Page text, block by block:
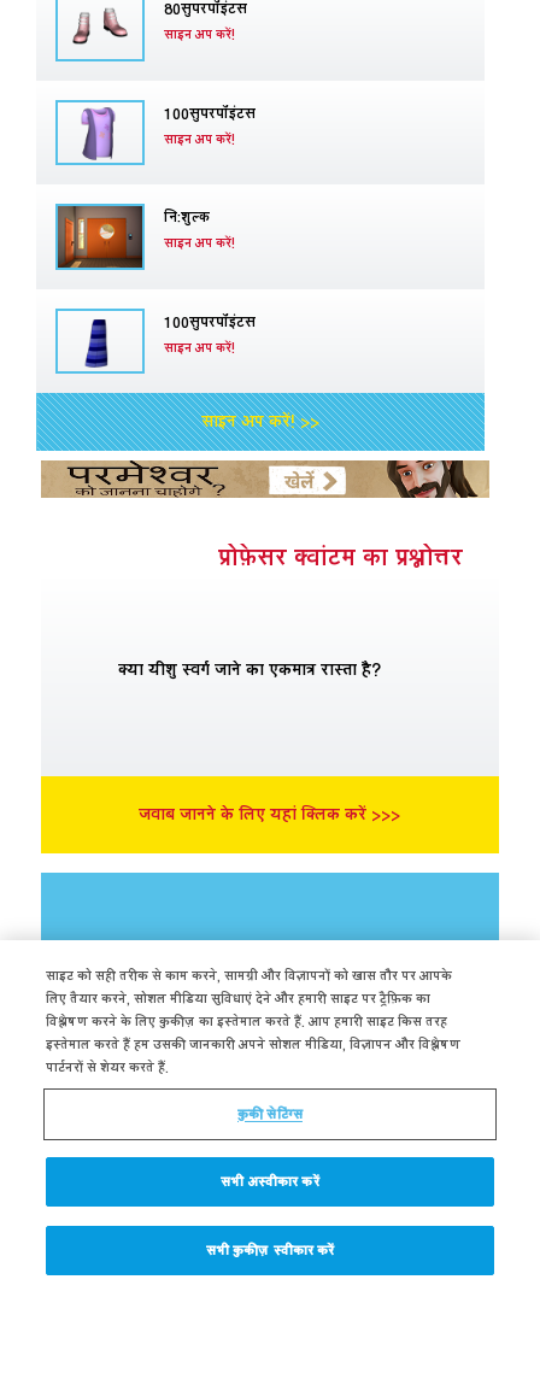
80सुपरपॉइंटस
साइन अप करें!
100सुपरपॉइंटस
साइन अप करें!
नि:शुल्क
साइन अप करें!
100सुपरपॉइंटस
साइन अप करें!
साइन अप करें! >>
प्रोफ़ेसर क्वांटम का प्रश्नोत्तर
क्या यीशु स्वर्ग जाने का एकमात्र रास्ता है?
जवाब जानने के लिए यहां क्लिक करें >>>
उपयोग की शर्तें
सामान्य प्रश्न
साइट को सही तरीक से काम करने, सामग्री और विज्ञापनों को खास तौर पर आपके
लिए तैयार करने, सोशल मीडिया सुविधाएं देने और हमारी साइट पर ट्रैफ़िक का
विश्लेषण करने के लिए कुकीज़ का इस्तेमाल करते हैं. आप हमारी साइट किस तरह
इस्तेमाल करते हैं हम उसकी जानकारी अपने सोशल मीडिया, विज्ञापन और विश्लेषण
पार्टनरों से शेयर करते हैं.
कुकी सेटिंग्स
सभी अस्वीकार करें
सभी कुकीज़ स्वीकार करें